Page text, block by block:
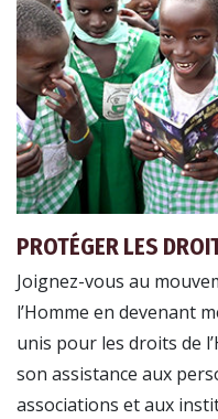
PROTÉGER LES
Joignez-vous au
l’Homme en devenant
unis pour les droits de
son assistance aux
associations et aux